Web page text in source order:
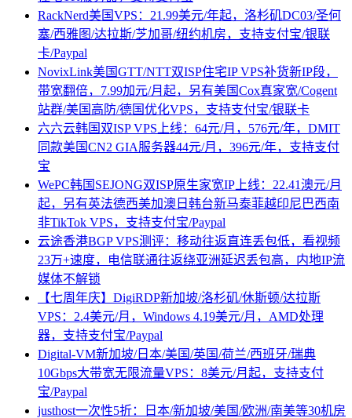
RackNerd美国VPS：21.99美元/年起，洛杉矶DC03/圣何
塞/西雅图/达拉斯/芝加哥/纽约机房，支持支付宝/银联
卡/Paypal
NovixLink美国GTT/NTT双ISP住宅IP VPS补货新IP段，
带宽翻倍，7.99加元/月起，另有美国Cox真家宽/Cogent
站群/美国高防/德国优化VPS，支持支付宝/银联卡
六六云韩国双ISP VPS上线：64元/月，576元/年，DMIT
同款美国CN2 GIA服务器44元/月，396元/年，支持支付
宝
WePC韩国SEJONG双ISP原生家宽IP上线：22.41澳元/月
起，另有英法德西美加澳日韩台新马泰菲越印尼巴西南
非TikTok VPS，支持支付宝/Paypal
云途香港BGP VPS测评：移动往返直连丢包低，看视频
23万+速度，电信联通往返绕亚洲延迟丢包高，内地IP流
媒体不解锁
【七周年庆】DigiRDP新加坡/洛杉矶/休斯顿/达拉斯
VPS：2.4美元/月，Windows 4.19美元/月，AMD处理
器，支持支付宝/Paypal
Digital-VM新加坡/日本/美国/英国/荷兰/西班牙/瑞典
10Gbps大带宽无限流量VPS：8美元/月起，支持支付
宝/Paypal
justhost一次性5折：日本/新加坡/美国/欧洲/南美等30机房